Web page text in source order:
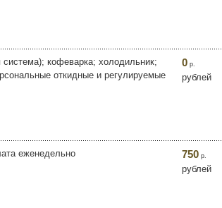
кофеварка; холодильник;
откидные и регулируемые
0 р.
рублей
еженедельно 750 р.
рублей